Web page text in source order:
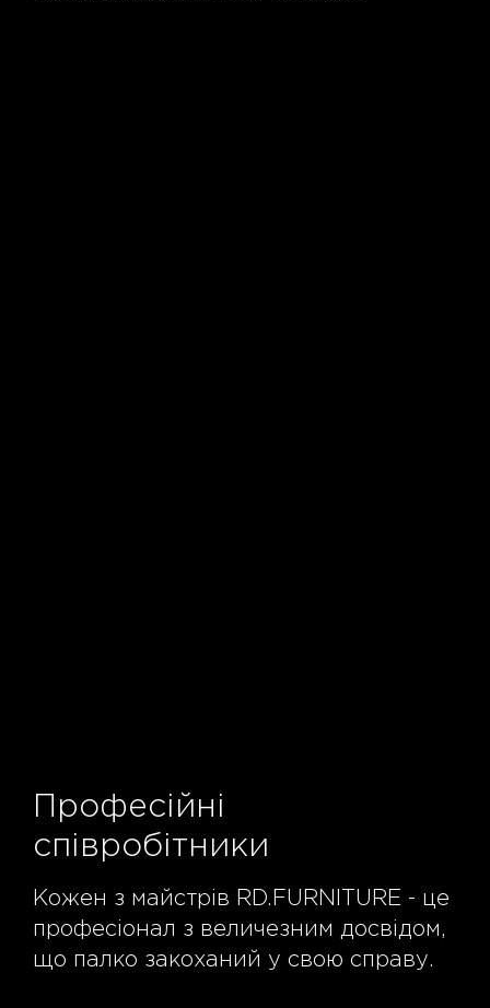
Професійні
співробітники
Кожен з майстрів RD.FURNITURE - це
професіонал з величезним досвідом,
що палко закоханий у свою справу.